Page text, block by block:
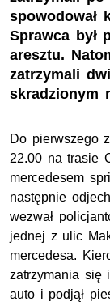
spowodował
Sprawca był
aresztu.
zatrzymali
skradzionym
Do pierwszego
22.00 na trasie
mercedesem
następnie
wezwał
jednej z ulic
mercedesa.
zatrzymania się
auto i podjął